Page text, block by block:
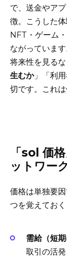
で、送金やア
徴。こうした
NFT・ゲーム
ながっています
将来性を見る
生むか」「利
切です。これ
「sol 価
ットワー
価格は単独要因
つを覚えてお
需給（短期
取引の活